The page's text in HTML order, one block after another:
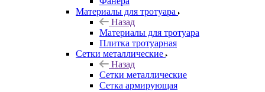
Материалы для тротуара
Назад
Материалы для тротуара
Плитка тротуарная
Сетки металлические
Назад
Сетки металлические
Сетка армирующая